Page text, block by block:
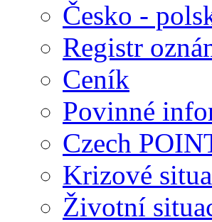
Česko -
Registr
Ceník
Povinné
Czech
Krizové
Životní